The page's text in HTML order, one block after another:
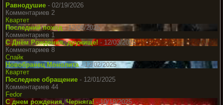
Равнодушие - 02/19/2026
Комментариев 2
Квартет
Последний поход- 12/08/2025
Комментариев 1
С Днём Рождения, дружище! - 12/03/2025
Комментариев 8
Спайк
Новобранец Монолита - 12/02/2025
Квартет
Последнее обращение - 12/01/2025
Комментариев 44
Fedor
С днем рождения, Черняга!- 10/18/2025